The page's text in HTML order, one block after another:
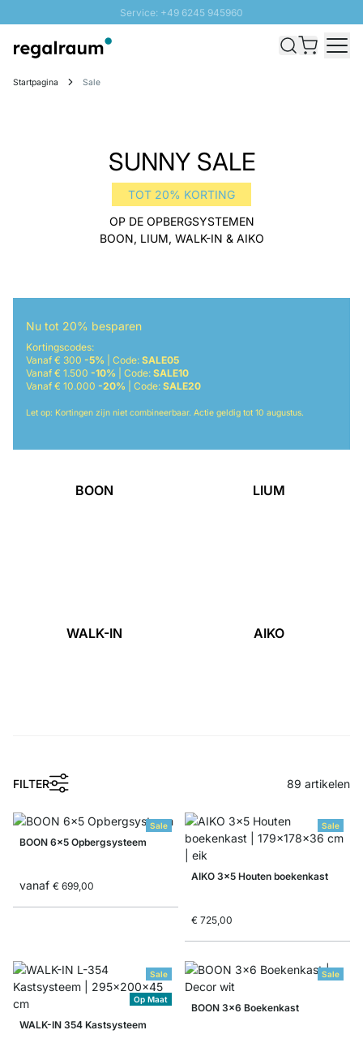
Service: +49 6245 945960
Snelle levering - Gratis verzending vanaf €100
Startpagina Sale
SUNNY SALE
TOT 20% KORTING
OP DE OPBERGSYSTEMEN
BOON, LIUM, WALK-IN & AIKO
Nu tot 20% besparen
Kortingscodes:
Vanaf € 300 -5% | Code: SALE05
Vanaf € 1.500 -10% | Code: SALE10
Vanaf € 10.000 -20% | Code: SALE20
Let op: Kortingen zijn niet combineerbaar. Actie geldig tot 10 augustus.
BOON LIUM
WALK-IN AIKO
FILTER 89 artikelen
Sale
BOON 6x5 Opbergsysteem
vanaf € 699,00
Sale
AIKO 3x5 Houten boekenkast
€ 725,00
Sale
Op Maat
WALK-IN 354 Kastsysteem
Sale
BOON 3x6 Boekenkast